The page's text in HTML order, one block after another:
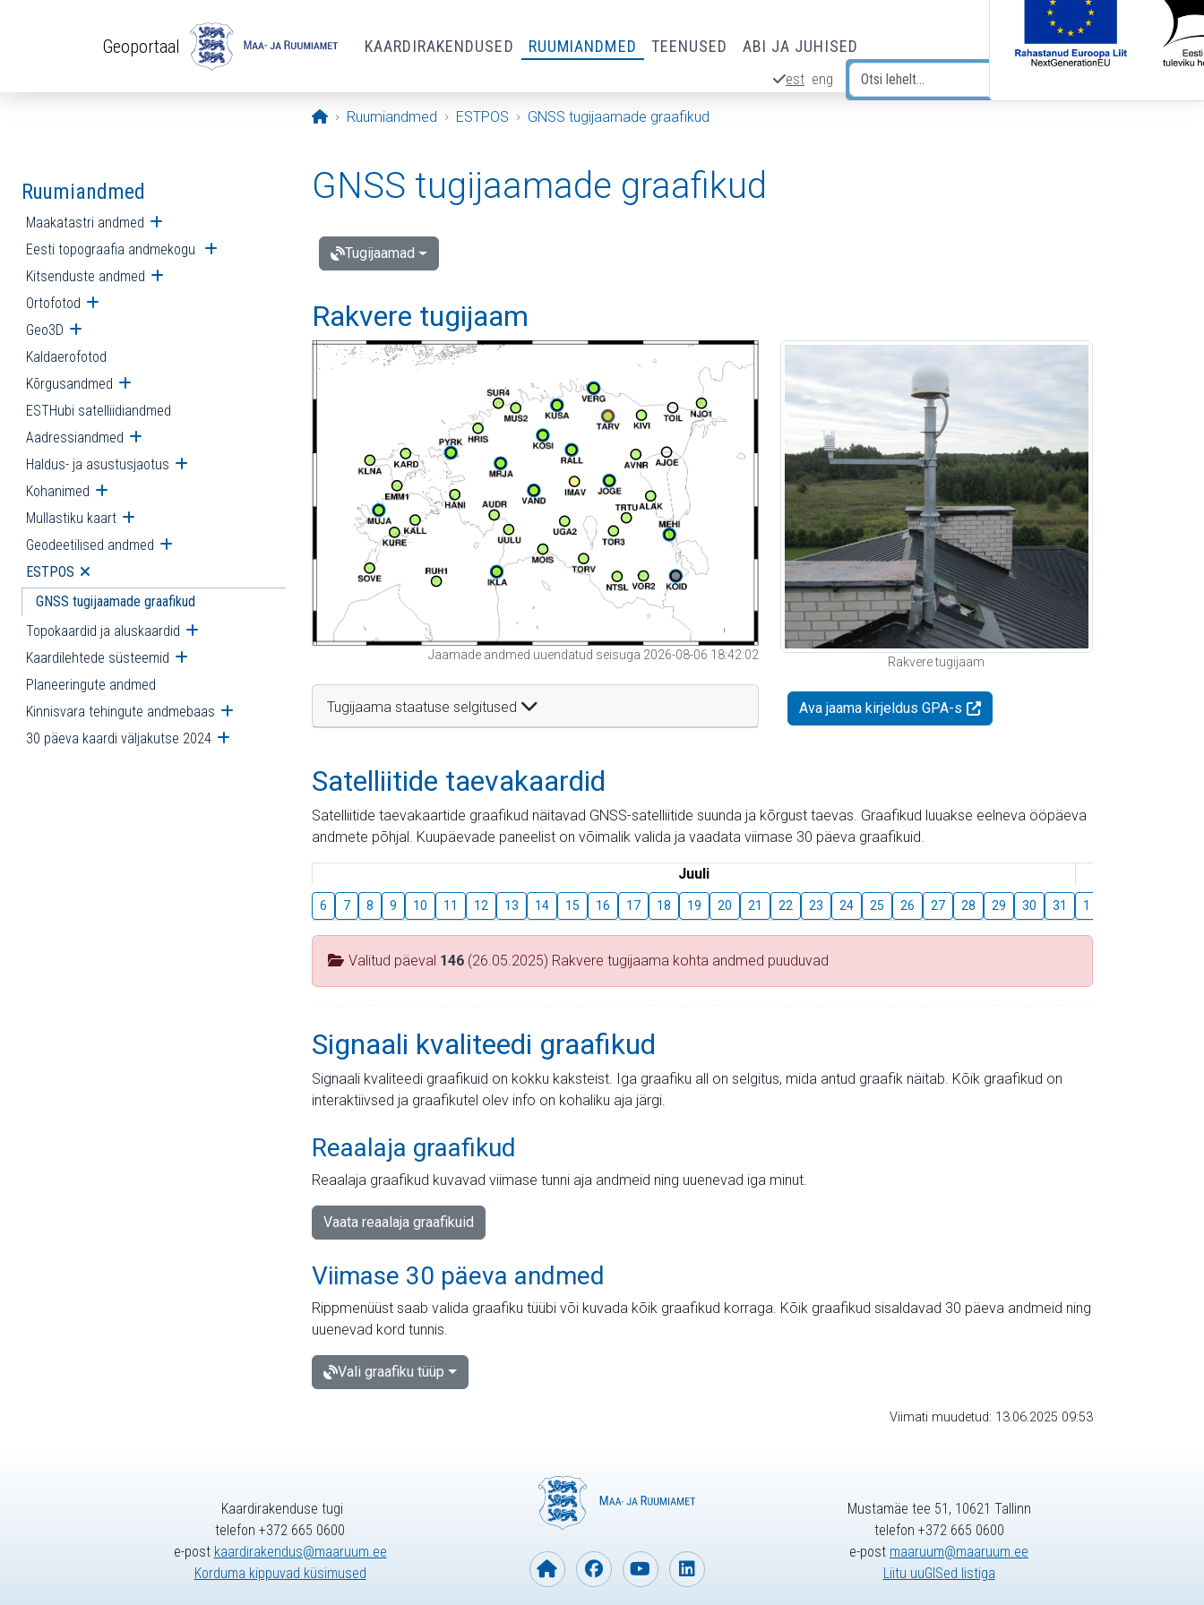
Geoportaal KAARDIRAKENDUSED RUUMIANDMED TEENUSED ABI JA JUHISED
est eng
Avaleht
Ruumiandmed ESTPOS GNSS tugijaamade graafikud
Ruumiandmed
Maakatastri andmed Ava alammenüü
Eesti topograafia andmekogu Ava alammenüü
Kitsenduste andmed Ava alammenüü
Ortofotod Ava alammenüü
Geo3D Ava alammenüü
Kaldaerofotod
Kõrgusandmed Ava alammenüü
ESTHubi satelliidiandmed
Aadressiandmed Ava alammenüü
Haldus- ja asustusjaotus Ava alammenüü
Kohanimed Ava alammenüü
Mullastiku kaart Ava alammenüü
Geodeetilised andmed Ava alammenüü
ESTPOS Ava alammenüü
GNSS tugijaamade graafikud
Topokaardid ja aluskaardid Ava alammenüü
Kaardilehtede süsteemid Ava alammenüü
Planeeringute andmed
Kinnisvara tehingute andmebaas Ava alammenüü
30 päeva kaardi väljakutse 2024 Ava alammenüü
GNSS tugijaamade graafikud
Tugijaamad
Rakvere tugijaam
Jaamade andmed uuendatud seisuga 2026-08-06 18:42:02
Tugijaama staatuse selgitused
Rakvere tugijaam
Ava jaama kirjeldus GPA-s
Satelliitide taevakaardid
Satelliitide taevakaartide graafikud näitavad GNSS-satelliitide suunda ja kõrgust taevas. Graafikud luuakse eelneva ööpäeva
andmete põhjal. Kuupäevade paneelist on võimalik valida ja vaadata viimase 30 päeva graafikuid.
Juuli
6 7 8 9 10 11 12 13 14 15 16 17 18 19 20 21 22 23 24 25 26 27 28 29 30 31 1
Valitud päeval 146 (26.05.2025) Rakvere tugijaama kohta andmed puuduvad
Signaali kvaliteedi graafikud
Signaali kvaliteedi graafikuid on kokku kaksteist. Iga graafiku all on selgitus, mida antud graafik näitab. Kõik graafikud on
interaktiivsed ja graafikutel olev info on kohaliku aja järgi.
Reaalaja graafikud
Reaalaja graafikud kuvavad viimase tunni aja andmeid ning uuenevad iga minut.
Vaata reaalaja graafikuid
Viimase 30 päeva andmed
Rippmenüüst saab valida graafiku tüübi või kuvada kõik graafikud korraga. Kõik graafikud sisaldavad 30 päeva andmeid ning
uuenevad kord tunnis.
Vali graafiku tüüp
Viimati muudetud: 13.06.2025 09:53
Kaardirakenduse tugi
telefon +372 665 0600
e-post kaardirakendus@maaruum.ee
Korduma kippuvad küsimused
Mustamäe tee 51, 10621 Tallinn
telefon +372 665 0600
e-post maaruum@maaruum.ee
Liitu uuGISed listiga